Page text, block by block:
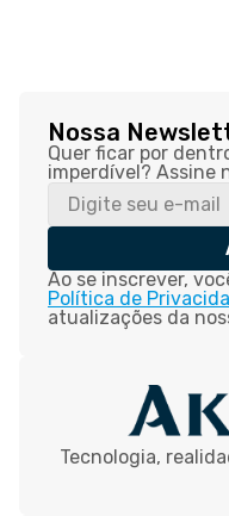
Nossa
Quer ficar por
imperdível? Assine
Ao se inscrever,
Política de
atualizações da
Tecnologia,